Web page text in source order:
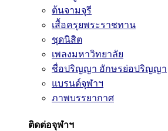
ต้นจามจุรี
เสื้อครุยพระราชทาน
ชุดนิสิต
เพลงมหาวิทยาลัย
ชื่อปริญญา อักษรย่อปริญญา
แบรนด์จุฬาฯ
ภาพบรรยากาศ
ติดต่อจุฬาฯ